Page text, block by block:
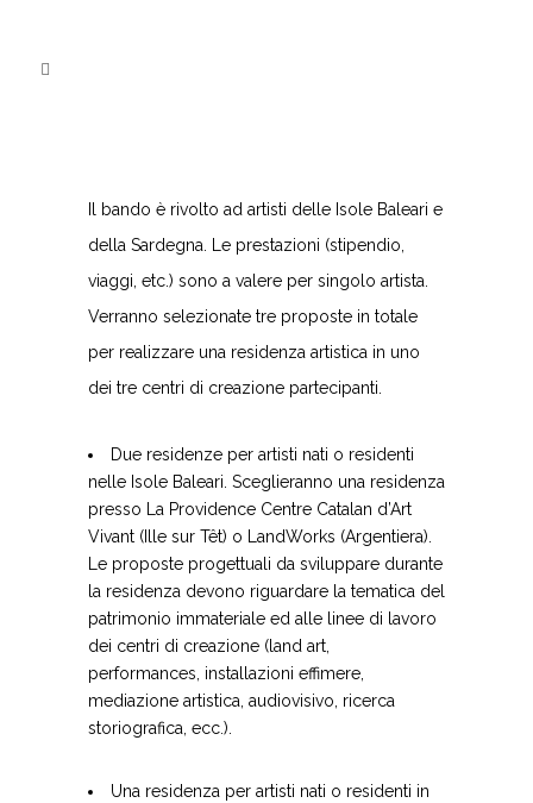
Il bando è rivolto ad artisti delle Isole Baleari e
della Sardegna. Le prestazioni (stipendio,
viaggi, etc.) sono a valere per singolo artista.
Verranno selezionate tre proposte in totale
per realizzare una residenza artistica in uno
dei tre centri di creazione partecipanti.
Due residenze per artisti nati o residenti
nelle Isole Baleari. Sceglieranno una residenza
presso La Providence Centre Catalan d’Art
Vivant (Ille sur Têt) o LandWorks (Argentiera).
Le proposte progettuali da sviluppare durante
la residenza devono riguardare la tematica del
patrimonio immateriale ed alle linee di lavoro
dei centri di creazione (land art,
performances, installazioni effimere,
mediazione artistica, audiovisivo, ricerca
storiografica, ecc.).
Una residenza per artisti nati o residenti in